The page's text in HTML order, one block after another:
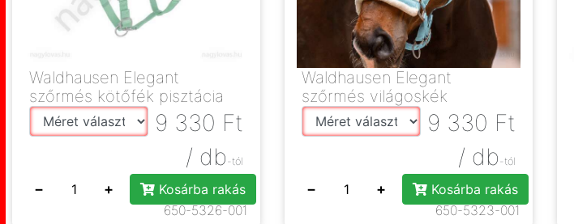
Waldhausen Elegant
szőrmés kötőfék pisztácia
9 330 Ft
/ db -tól
− +
Kosárba rakás
650-5326-001
Waldhausen Elegant
szőrmés világoskék
9 330 Ft
/ db -tól
− +
Kosárba rakás
650-5323-001